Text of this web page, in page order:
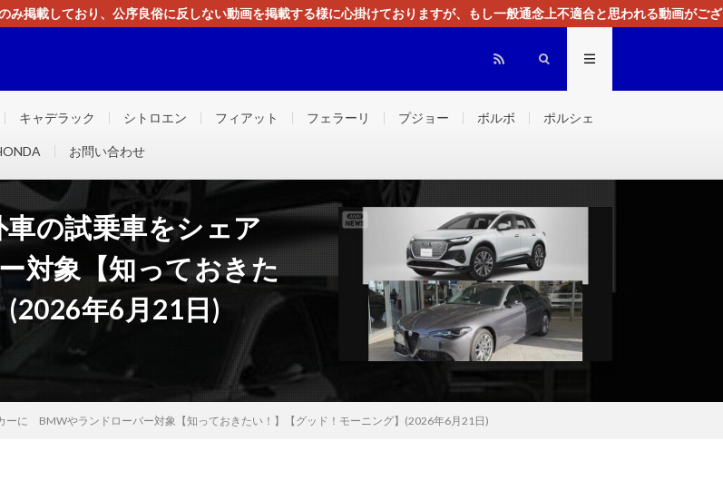
掲載しており、公序良俗に反しない動画を掲載する様に心掛けておりますが、もし一般通念上不適合と思われる動画がござ
キャデラック シトロエン フィアット フェラーリ プジョー ボルボ ポルシェ
お問い合わせ
車の試乗車をシェア
対象【知っておきた
年6月21日)
ーに BMWやランドローバー対象【知っておきたい！】【グッド！モーニング】(2026年6月21日)